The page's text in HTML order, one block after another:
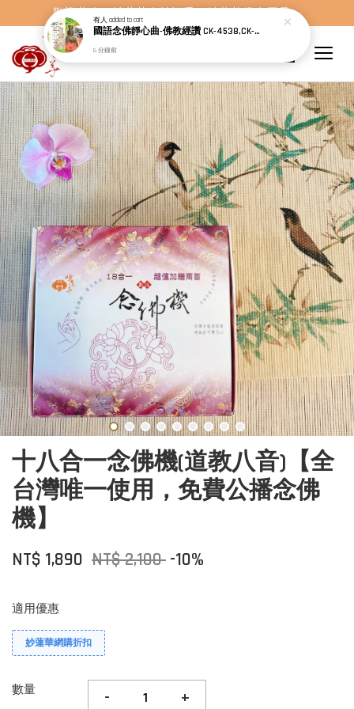
歡迎蒞臨，妙蓮華奇楠沉香，妙蓮華佛事用品。
十八合一念佛機(道教八音)【全
台灣唯一使用，免費公播念佛
機】
NT$ 1,890 NT$ 2,100 -10%
適用優惠
妙蓮華網購折扣
數量 - +
國語念佛靜心曲-佛教經讚 CK-4538,CK-4537
6 分鐘前